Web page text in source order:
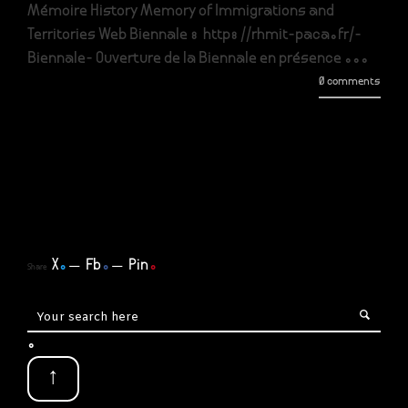
Mémoire History Memory of Immigrations and
Territories Web Biennale : http://rhmit-paca.fr/-
Biennale- Ouverture de la Biennale en présence ...
0 comments
Share X. Fb. Pin.
.
↑